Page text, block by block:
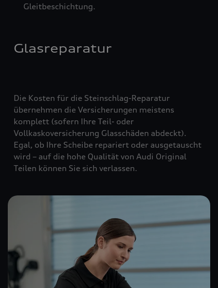
Gleitbeschichtung.
Glasreparatur
Die Kosten für die Steinschlag-Reparatur
übernehmen die Versicherungen meistens
komplett (sofern Ihre Teil- oder
Vollkaskoversicherung Glasschäden abdeckt).
Egal, ob Ihre Scheibe repariert oder ausgetauscht
wird – auf die hohe Qualität von Audi Original
Teilen können Sie sich verlassen.